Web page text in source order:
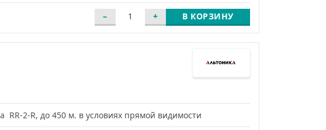
В КОРЗИНУ
2-R, до 450 м. в условиях прямой видимости